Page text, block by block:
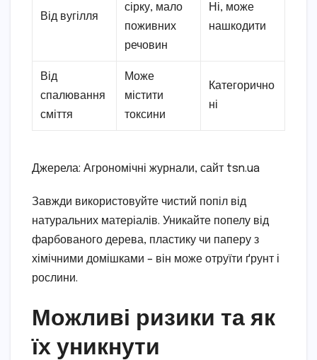
Від вугілля
сірку, мало
поживних
речовин
Ні, може
нашкодити
Від
спалювання
сміття
Може
містити
токсини
Категорично
ні
Джерела: Агрономічні журнали, сайт tsn.ua
Завжди використовуйте чистий попіл від
натуральних матеріалів. Уникайте попелу від
фарбованого дерева, пластику чи паперу з
хімічними домішками – він може отруїти ґрунт і
рослини.
Можливі ризики та як
їх уникнути